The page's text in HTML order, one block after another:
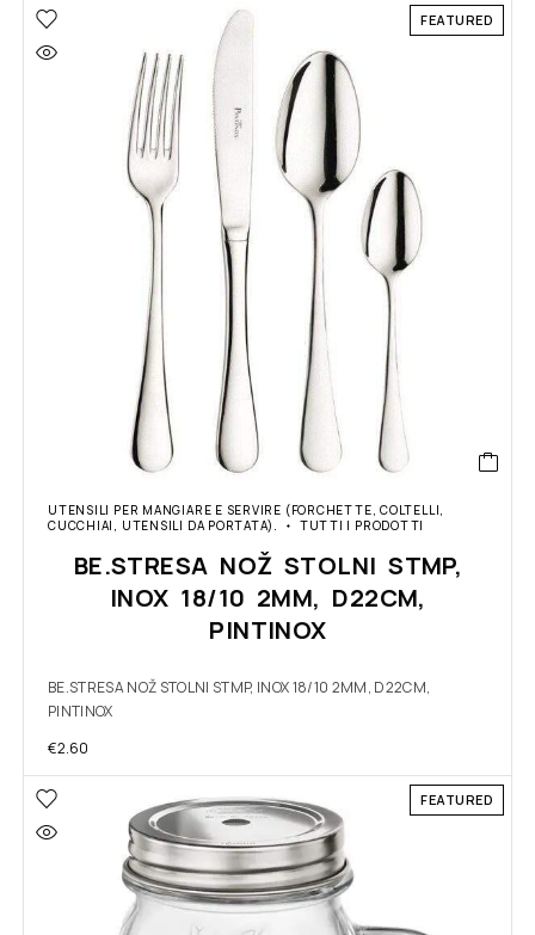
FEATURED
UTENSILI PER MANGIARE E SERVIRE (FORCHETTE, COLTELLI,
CUCCHIAI, UTENSILI DA PORTATA).
TUTTI I PRODOTTI
BE.STRESA NOŽ STOLNI STMP,
INOX 18/10 2MM, D22CM,
PINTINOX
BE.STRESA NOŽ STOLNI STMP, INOX 18/10 2MM, D22CM,
PINTINOX
€2.60
FEATURED